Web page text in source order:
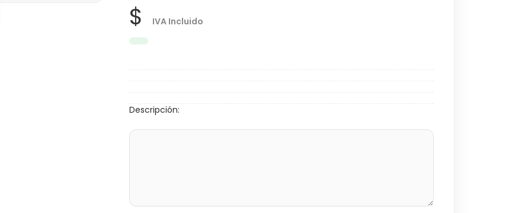
$ IVA Incluido
Descripción: